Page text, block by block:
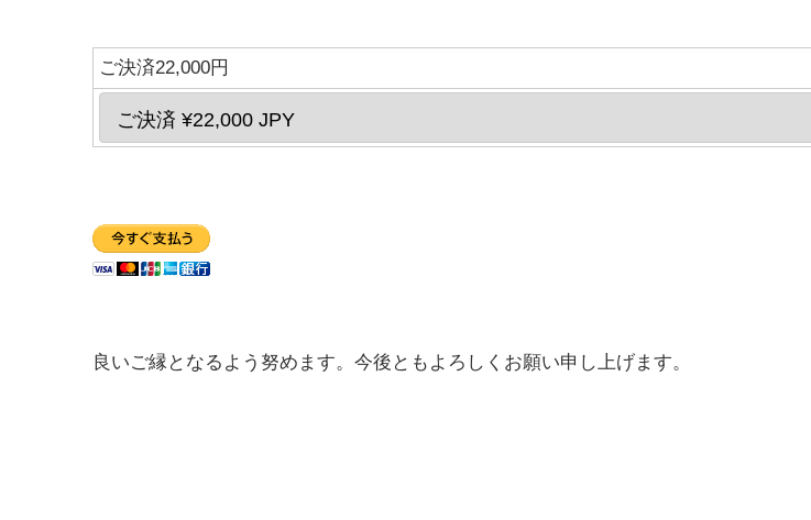
ご決済22,000円
良いご縁となるよう努めます。今後ともよろしくお願い申し上げます。